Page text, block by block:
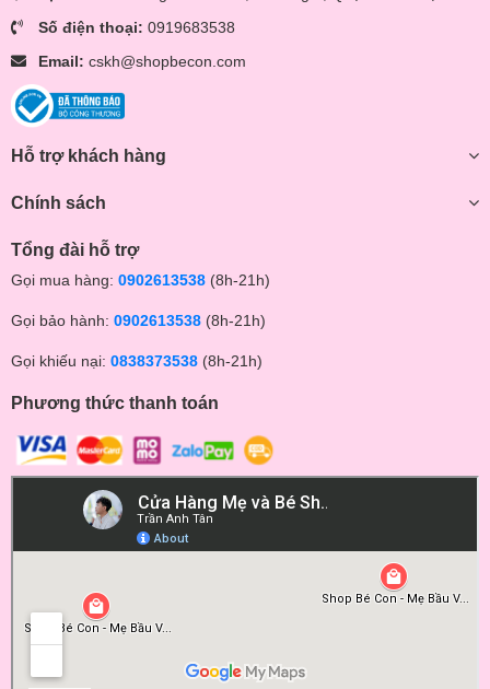
Số điện thoại: 0919683538
Email: cskh@shopbecon.com
Hỗ trợ khách hàng
Chính sách
Tổng đài hỗ trợ
Gọi mua hàng: 0902613538 (8h-21h)
Gọi bảo hành: 0902613538 (8h-21h)
Gọi khiếu nại: 0838373538 (8h-21h)
Phương thức thanh toán